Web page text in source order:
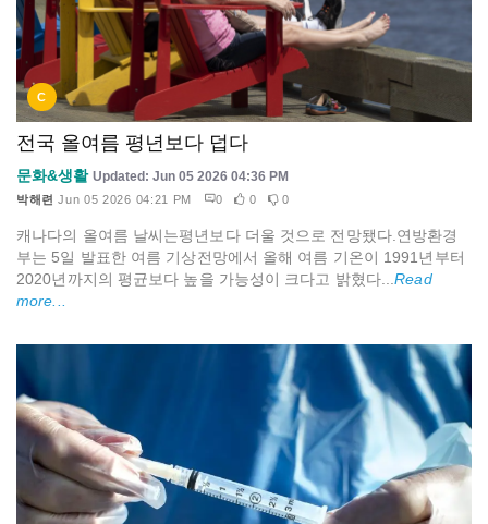
C
전국 올여름 평년보다 덥다
문화&생활 Updated: Jun 05 2026 04:36 PM
박해련 Jun 05 2026 04:21 PM 0 0 0
캐나다의 올여름 날씨는평년보다 더울 것으로 전망됐다.연방환경
부는 5일 발표한 여름 기상전망에서 올해 여름 기온이 1991년부터
2020년까지의 평균보다 높을 가능성이 크다고 밝혔다...Read
more...